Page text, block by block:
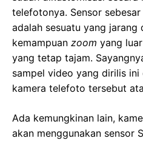
telefotonya. Sensor
adalah sesuatu yang jarang
kemampuan zoom yang
yang tetap tajam.
sampel video yang dirilis
kamera telefoto tersebut
Ada kemungkinan lain,
akan menggunakan sensor